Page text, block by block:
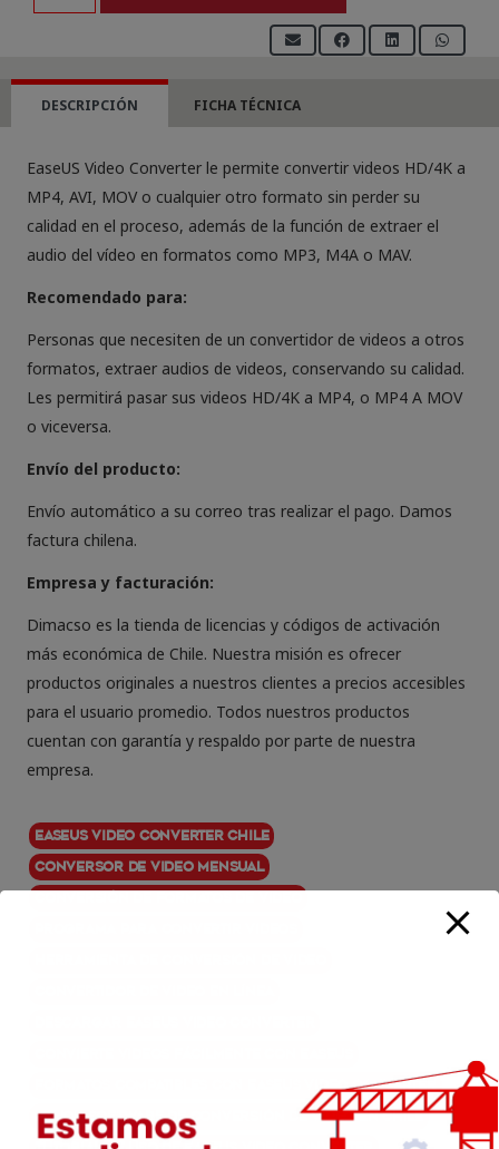
cantidad
DESCRIPCIÓN FICHA TÉCNICA
EaseUS Video Converter le permite convertir videos HD/4K a
MP4, AVI, MOV o cualquier otro formato sin perder su
calidad en el proceso, además de la función de extraer el
audio del vídeo en formatos como MP3, M4A o MAV.
Recomendado para:
Personas que necesiten de un convertidor de videos a otros
formatos, extraer audios de videos, conservando su calidad.
Les permitirá pasar sus videos HD/4K a MP4, o MP4 A MOV
o viceversa.
Envío del producto:
Envío automático a su correo tras realizar el pago. Damos
factura chilena.
Empresa y facturación:
Dimacso es la tienda de licencias y códigos de activación
más económica de Chile. Nuestra misión es ofrecer
productos originales a nuestros clientes a precios accesibles
para el usuario promedio. Todos nuestros productos
cuentan con garantía y respaldo por parte de nuestra
empresa.
EaseUS Video Converter Chile
Conversor de video mensual
Formatos compatibles con EaseUS Video Converter
Mejor software de conversión de video en Chile